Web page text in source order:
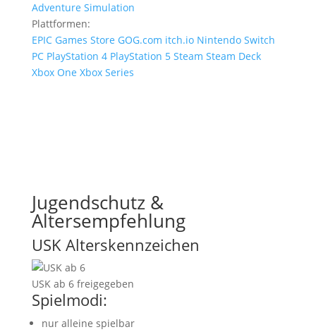
Adventure Simulation
Plattformen:
EPIC Games Store GOG.com itch.io Nintendo Switch
PC PlayStation 4 PlayStation 5 Steam Steam Deck
Xbox One Xbox Series
Jugendschutz &
Altersempfehlung
USK Alterskennzeichen
USK ab 6 freigegeben
Spielmodi:
nur alleine spielbar